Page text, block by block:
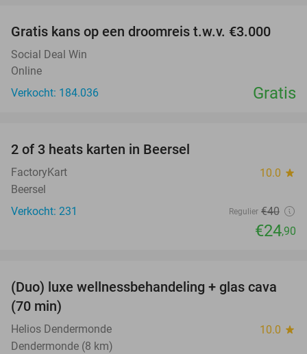
Gratis kans op een droomreis t.w.v. €3.000
Social Deal Win
Online
Verkocht: 184.036
Gratis
2 of 3 heats karten in Beersel
FactoryKart 10.0 star
Beersel
Verkocht: 231
Regulier €40
€24,90
50%
(Duo) luxe wellnessbehandeling + glas cava
(70 min)
Helios Dendermonde 10.0 star
Dendermonde (8 km)